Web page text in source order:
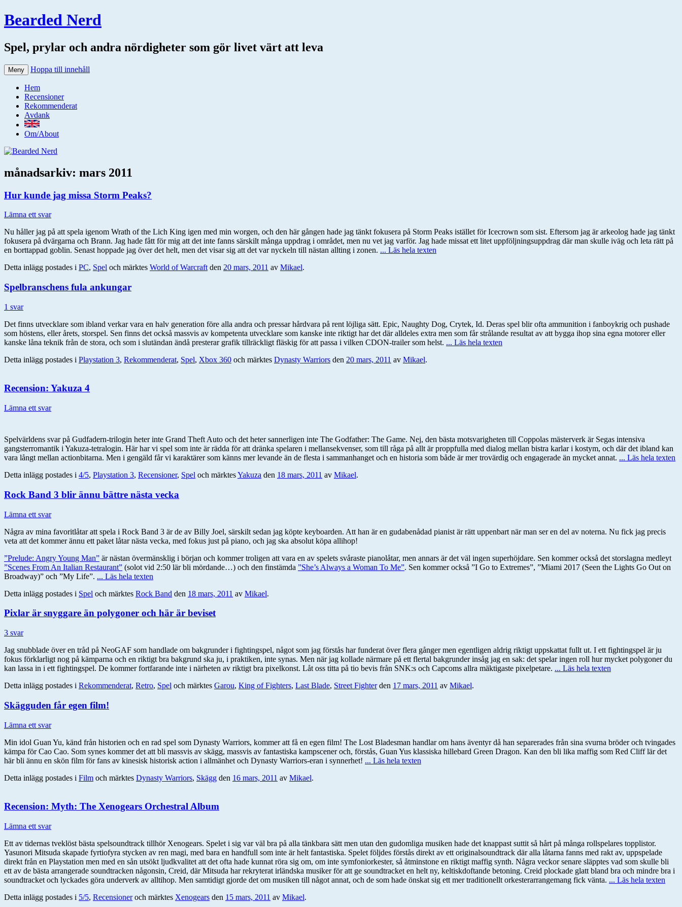
Bearded Nerd
Spel, prylar och andra nördigheter som gör livet värt att leva
Meny Hoppa till innehåll
Hem
Recensioner
Rekommenderat
Avdank
Om/About
månadsarkiv: mars 2011
Hur kunde jag missa Storm Peaks?
Lämna ett svar
Nu håller jag på att spela igenom Wrath of the Lich King igen med min worgen, och den här gången hade jag tänkt fokusera på Storm Peaks istället för Icecrown som sist. Eftersom jag är arkeolog hade jag tänkt
fokusera på dvärgarna och Brann. Jag hade fått för mig att det inte fanns särskilt många uppdrag i området, men nu vet jag varför. Jag hade missat ett litet uppföljningsuppdrag där man skulle iväg och leta rätt på
en borttappad goblin. Senast hoppade jag över det helt, men det visar sig att det var nyckeln till nästan allting i zonen. ... Läs hela texten
Detta inlägg postades i PC, Spel och märktes World of Warcraft den 20 mars, 2011 av Mikael.
Spelbranschens fula ankungar
1 svar
Det finns utvecklare som ibland verkar vara en halv generation före alla andra och pressar hårdvara på rent löjliga sätt. Epic, Naughty Dog, Crytek, Id. Deras spel blir ofta ammunition i fanboykrig och pushade
som höstens, eller årets, storspel. Sen finns det också massvis av kompetenta utvecklare som kanske inte riktigt har det där alldeles extra men som får strålande resultat av att bygga ihop sina egna motorer eller
kanske låna teknik från de stora, och som i slutändan ändå presterar grafik tillräckligt fläskig för att passa i vilken CDON-trailer som helst. ... Läs hela texten
Detta inlägg postades i Playstation 3, Rekommenderat, Spel, Xbox 360 och märktes Dynasty Warriors den 20 mars, 2011 av Mikael.
Recension: Yakuza 4
Lämna ett svar
Spelvärldens svar på Gudfadern-trilogin heter inte Grand Theft Auto och det heter sannerligen inte The Godfather: The Game. Nej, den bästa motsvarigheten till Coppolas mästerverk är Segas intensiva
gangsterromantik i Yakuza-tetralogin. Här har vi spel som inte är rädda för att dränka spelaren i mellansekvenser, som till råga på allt är proppfulla med dialog mellan bistra karlar i kostym, och där det ibland kan
vara långt mellan actionbitarna. Men i gengäld får vi karaktärer som känns mer levande än de flesta i sammanhanget och en historia som både är mer trovärdig och engagerade än mycket annat. ... Läs hela texten
Detta inlägg postades i 4/5, Playstation 3, Recensioner, Spel och märktesYakuza den 18 mars, 2011 av Mikael.
Rock Band 3 blir ännu bättre nästa vecka
Lämna ett svar
Några av mina favoritlåtar att spela i Rock Band 3 är de av Billy Joel, särskilt sedan jag köpte keyboarden. Att han är en gudabenådad pianist är rätt uppenbart när man ser en del av noterna. Nu fick jag precis
veta att det kommer ännu ett paket låtar nästa vecka, med fokus just på piano, och jag ska absolut köpa allihop!
”Prelude: Angry Young Man” är nästan övermänsklig i början och kommer troligen att vara en av spelets svåraste pianolåtar, men annars är det väl ingen superhöjdare. Sen kommer också det storslagna medleyt
”Scenes From An Italian Restaurant” (solot vid 2:50 lär bli mördande…) och den finstämda ”She’s Always a Woman To Me”. Sen kommer också ”I Go to Extremes”, ”Miami 2017 (Seen the Lights Go Out on
Broadway)” och ”My Life”. ... Läs hela texten
Detta inlägg postades i Spel och märktes Rock Band den 18 mars, 2011 av Mikael.
Pixlar är snyggare än polygoner och här är beviset
3 svar
Jag snubblade över en tråd på NeoGAF som handlade om bakgrunder i fightingspel, något som jag förstås har funderat över flera gånger men egentligen aldrig riktigt uppskattat fullt ut. I ett fightingspel är ju
fokus förklarligt nog på kämparna och en riktigt bra bakgrund ska ju, i praktiken, inte synas. Men när jag kollade närmare på ett flertal bakgrunder insåg jag en sak: det spelar ingen roll hur mycket polygoner du
kan lassa in i ett fightingspel. De kommer fortfarande inte i närheten av riktigt bra pixelkonst. Låt oss titta på tio bevis från SNK:s och Capcoms allra mäktigaste pixelpetare. ... Läs hela texten
Detta inlägg postades i Rekommenderat, Retro, Spel och märktes Garou, King of Fighters, Last Blade, Street Fighterden 17 mars, 2011 av Mikael.
Skägguden får egen film!
Lämna ett svar
Min idol Guan Yu, känd från historien och en rad spel som Dynasty Warriors, kommer att få en egen film! The Lost Bladesman handlar om hans äventyr då han separerades från sina svurna bröder och tvingades
kämpa för Cao Cao. Som synes kommer det att bli massvis av skägg, massvis av fantastiska kampscener och, förstås, Guan Yus klassiska hillebard Green Dragon. Kan den bli lika maffig som Red Cliff lär det
här bli ännu en skön film för fans av kinesisk historisk action i allmänhet och Dynasty Warriors-eran i synnerhet! ... Läs hela texten
Detta inlägg postades i Film och märktes Dynasty Warriors, Skägg den 16 mars, 2011 av Mikael.
Recension: Myth: The Xenogears Orchestral Album
Lämna ett svar
Ett av tidernas tveklöst bästa spelsoundtrack tillhör Xenogears. Spelet i sig var väl bra på alla tänkbara sätt men utan den gudomliga musiken hade det knappast suttit så hårt på många rollspelares topplistor.
Yasunori Mitsuda skapade fyrtiofyra stycken av ren magi, med bara en handfull som inte är helt fantastiska. Spelet följdes förstås direkt av ett originalsoundtrack där alla låtarna fanns med rakt av, uppspelade
direkt från en Playstation men med en sån utsökt ljudkvalitet att det ofta hade kunnat röra sig om, om inte symfoniorkester, så åtminstone en riktigt maffig synth. Några veckor senare släpptes vad som skulle bli
ett av de bästa arrangerade soundtracken någonsin, Creid, där Mitsuda har rekryterat irländska musiker för att ge soundtracket en helt ny, keltiskdoftande betoning. Creid plockade glatt bland bra och mindre bra i
soundtracket och lyckades göra underverk av alltihop. Men samtidigt gjorde det om musiken till något annat, och de som hade önskat sig ett mer traditionellt orkesterarrangemang fick vänta. ... Läs hela texten
Detta inlägg postades i 5/5, Recensioneroch märktes Xenogears den 15 mars, 2011 av Mikael.